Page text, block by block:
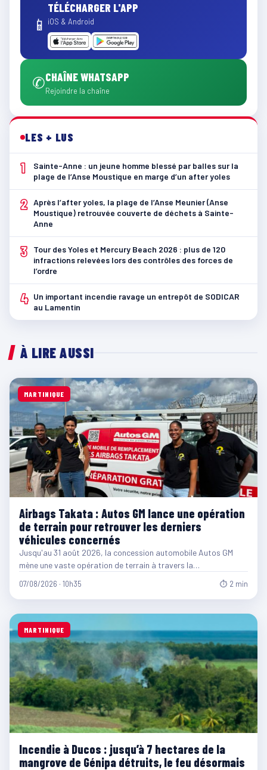
📱
TÉLÉCHARGER L'APP
iOS & Android
✆CHAÎNE WHATSAPP
Rejoindre la chaîne
LES + LUS
1
Sainte-Anne : un jeune homme blessé par balles sur la
plage de l’Anse Moustique en marge d’un after yoles
2 Après l’after yoles, la plage de l’Anse Meunier (Anse
Moustique) retrouvée couverte de déchets à Sainte-
Anne
3
Tour des Yoles et Mercury Beach 2026 : plus de 120
infractions relevées lors des contrôles des forces de
l’ordre
4 Un important incendie ravage un entrepôt de SODICAR
au Lamentin
À LIRE AUSSI
MARTINIQUE
Airbags Takata : Autos GM lance une opération
de terrain pour retrouver les derniers
véhicules concernés
Jusqu'au 31 août 2026, la concession automobile Autos GM
mène une vaste opération de terrain à travers la…
07/08/2026 · 10h35 ⏱ 2 min
MARTINIQUE
Incendie à Ducos : jusqu’à 7 hectares de la
mangrove de Génipa détruits, le feu désormais